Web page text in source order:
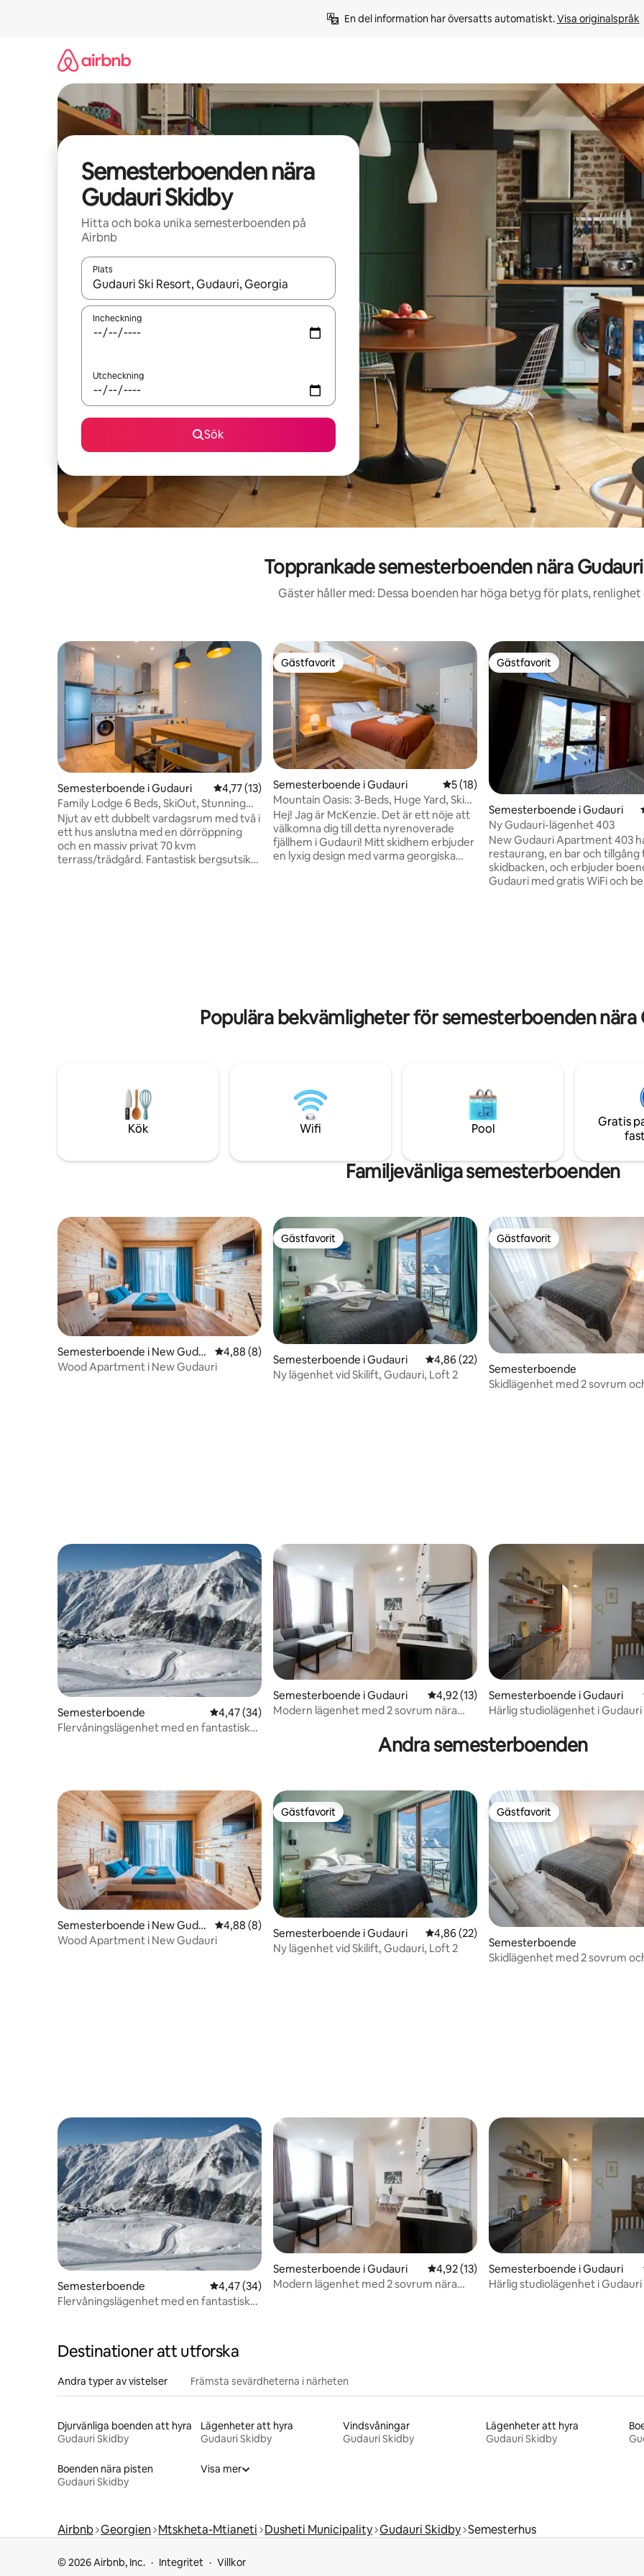
En del information har översatts automatiskt. Visa originalspråk
Semesterboenden nära
Gudauri Skidby
Hitta och boka unika semesterboenden på
Airbnb
Plats
När resultaten är tillgängliga kan du navigera med upp- och nedåtpilarna eller utforska genom att trycka eller svepa.
Incheckning
Utcheckning
Sök
Topprankade semesterboenden nära
Gäster håller med: Dessa boenden har höga betyg för plats, renlighet
Semesterboende i Gudauri 4,77 av 5 i genomsnittligt betyg, 13 omdömen
4,77 (13)
Family Lodge 6 Beds, SkiOut, Stunning
Yard, 100sqm
Njut av ett dubbelt vardagsrum med två i
ett hus anslutna med en dörröppning
och en massiv privat 70 kvm
terrass/trädgård. Fantastisk bergsutsikt
Gästfavorit
Gästfavorit
Semesterboende i Gudauri 5 av 5 i genomsnittligt betyg, 18
5 (18)
Mountain Oasis: 3-Beds, Huge Yard, Ski
Access
Hej! Jag är McKenzie. Det är ett nöje att
välkomna dig till detta nyrenoverade
fjällhem i Gudauri! Mitt skidhem erbjuder
en lyxig design med varma georgiska
Gästfavorit
Gästfavorit
Semesterboende i Gudauri
Ny Gudauri-lägenhet 403
New Gudauri Apartment 403
restaurang, en bar och tillgång
skidbacken, och erbjuder
Gudauri med gratis WiFi och
Populära bekvämligheter för semesterboenden nära
Kök Wifi Pool
Gratis
Familjevänliga semesterboenden
Semesterboende i New Guda
uri, Gudauri
4,88 av 5 i genomsnittligt betyg, 8 omdömen
4,88 (8)
Wood Apartment i New Gudauri
Gästfavorit
Gästfavorit
Semesterboende i Gudauri 4,86 av 5 i genomsnittligt betyg, 22
4,86 (22)
Ny lägenhet vid Skilift, Gudauri, Loft 2
Gästfavorit
Gästfavorit
Semesterboende
Skidlägenhet med 2 sovrum
Semesterboende 4,47 av 5 i genomsnittligt betyg, 34 omdömen
4,47 (34)
Flervåningslägenhet med en fantastisk
Semesterboende i Gudauri 4,92 av 5 i genomsnittligt betyg, 13
4,92 (13)
Modern lägenhet med 2 sovrum nära
Semesterboende i Gudauri
Härlig studiolägenhet i
Andra semesterboenden
Semesterboende i New Guda
uri, Gudauri
4,88 av 5 i genomsnittligt betyg, 8 omdömen
4,88 (8)
Wood Apartment i New Gudauri
Gästfavorit
Gästfavorit
Semesterboende i Gudauri 4,86 av 5 i genomsnittligt betyg, 22
4,86 (22)
Ny lägenhet vid Skilift, Gudauri, Loft 2
Gästfavorit
Gästfavorit
Semesterboende
Skidlägenhet med 2 sovrum
Semesterboende 4,47 av 5 i genomsnittligt betyg, 34 omdömen
4,47 (34)
Flervåningslägenhet med en fantastisk
Semesterboende i Gudauri 4,92 av 5 i genomsnittligt betyg, 13
4,92 (13)
Modern lägenhet med 2 sovrum nära
Semesterboende i Gudauri
Härlig studiolägenhet i
Destinationer att utforska
Andra typer av vistelser Främsta sevärdheterna i närheten
Djurvänliga boenden att hyra
Gudauri Skidby
Lägenheter att hyra
Gudauri Skidby
Vindsvåningar
Gudauri Skidby
Lägenheter att hyra
Gudauri Skidby
Boenden nära pisten
Gudauri Skidby
Visa mer
Airbnb Georgien Mtskheta-Mtianeti Dusheti Municipality Gudauri Skidby Semesterhus
© 2026 Airbnb, Inc. Integritet Villkor